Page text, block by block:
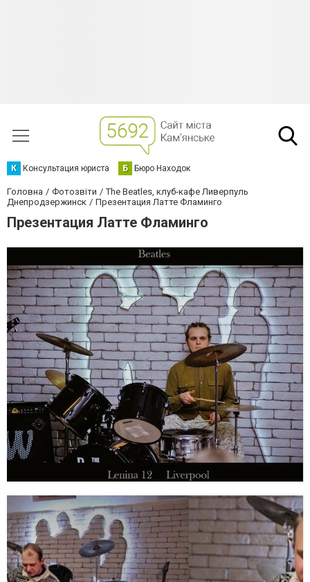
К Консультация юриста Б Бюро Находок
Головна Фотозвіти
The Beatles, клуб-кафе Ливерпуль
Днепродзержинск
Презентация Латте Фламинго
Презентация Латте Фламинго